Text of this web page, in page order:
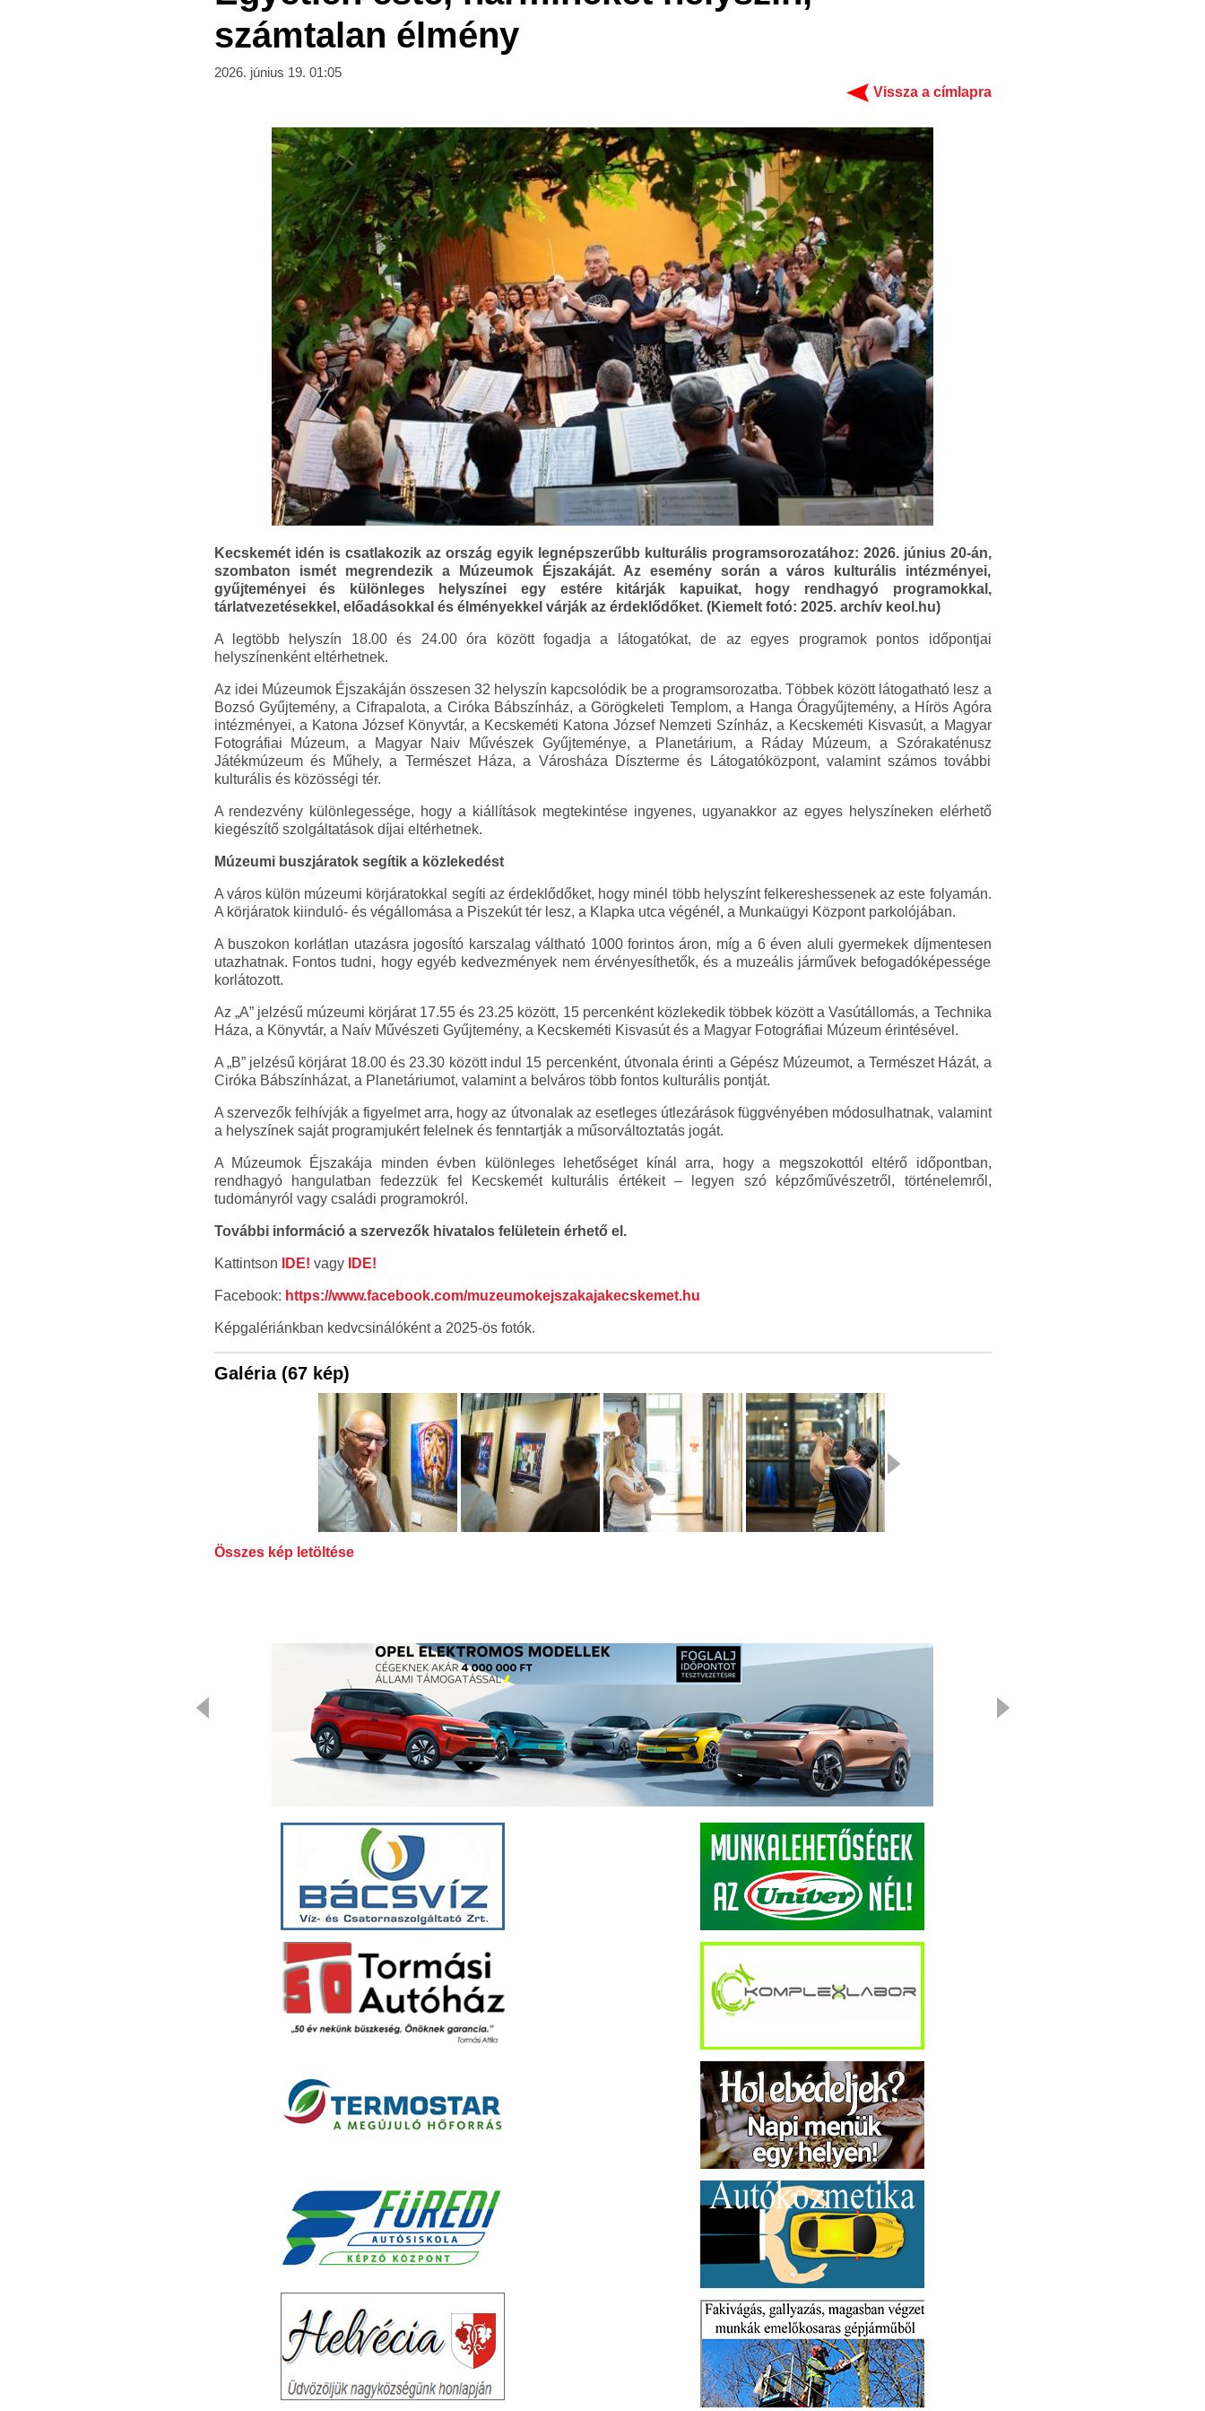
számtalan élmény
2026. június 19. 01:05
Vissza a címlapra
Kecskemét idén is csatlakozik az ország egyik legnépszerűbb kulturális programsorozatához: 2026. június 20-án,
szombaton ismét megrendezik a Múzeumok Éjszakáját. Az esemény során a város kulturális intézményei,
gyűjteményei és különleges helyszínei egy estére kitárják kapuikat, hogy rendhagyó programokkal,
tárlatvezetésekkel, előadásokkal és élményekkel várják az érdeklődőket. (Kiemelt fotó: 2025. archív keol.hu)
A legtöbb helyszín 18.00 és 24.00 óra között fogadja a látogatókat, de az egyes programok pontos időpontjai
helyszínenként eltérhetnek.
Az idei Múzeumok Éjszakáján összesen 32 helyszín kapcsolódik be a programsorozatba. Többek között látogatható lesz a
Bozsó Gyűjtemény, a Cifrapalota, a Ciróka Bábszínház, a Görögkeleti Templom, a Hanga Óragyűjtemény, a Hírös Agóra
intézményei, a Katona József Könyvtár, a Kecskeméti Katona József Nemzeti Színház, a Kecskeméti Kisvasút, a Magyar
Fotográfiai Múzeum, a Magyar Naiv Művészek Gyűjteménye, a Planetárium, a Ráday Múzeum, a Szórakaténusz
Játékmúzeum és Műhely, a Természet Háza, a Városháza Díszterme és Látogatóközpont, valamint számos további
kulturális és közösségi tér.
A rendezvény különlegessége, hogy a kiállítások megtekintése ingyenes, ugyanakkor az egyes helyszíneken elérhető
kiegészítő szolgáltatások díjai eltérhetnek.
Múzeumi buszjáratok segítik a közlekedést
A város külön múzeumi körjáratokkal segíti az érdeklődőket, hogy minél több helyszínt felkereshessenek az este folyamán.
A körjáratok kiinduló- és végállomása a Piszekút tér lesz, a Klapka utca végénél, a Munkaügyi Központ parkolójában.
A buszokon korlátlan utazásra jogosító karszalag váltható 1000 forintos áron, míg a 6 éven aluli gyermekek díjmentesen
utazhatnak. Fontos tudni, hogy egyéb kedvezmények nem érvényesíthetők, és a muzeális járművek befogadóképessége
korlátozott.
Az „A” jelzésű múzeumi körjárat 17.55 és 23.25 között, 15 percenként közlekedik többek között a Vasútállomás, a Technika
Háza, a Könyvtár, a Naív Művészeti Gyűjtemény, a Kecskeméti Kisvasút és a Magyar Fotográfiai Múzeum érintésével.
A „B” jelzésű körjárat 18.00 és 23.30 között indul 15 percenként, útvonala érinti a Gépész Múzeumot, a Természet Házát, a
Ciróka Bábszínházat, a Planetáriumot, valamint a belváros több fontos kulturális pontját.
A szervezők felhívják a figyelmet arra, hogy az útvonalak az esetleges útlezárások függvényében módosulhatnak, valamint
a helyszínek saját programjukért felelnek és fenntartják a műsorváltoztatás jogát.
A Múzeumok Éjszakája minden évben különleges lehetőséget kínál arra, hogy a megszokottól eltérő időpontban,
rendhagyó hangulatban fedezzük fel Kecskemét kulturális értékeit – legyen szó képzőművészetről, történelemről,
tudományról vagy családi programokról.
További információ a szervezők hivatalos felületein érhető el.
Kattintson IDE! vagy IDE!
Facebook: https://www.facebook.com/muzeumokejszakajakecskemet.hu
Képgalériánkban kedvcsinálóként a 2025-ös fotók.
Galéria (67 kép)
Összes kép letöltése